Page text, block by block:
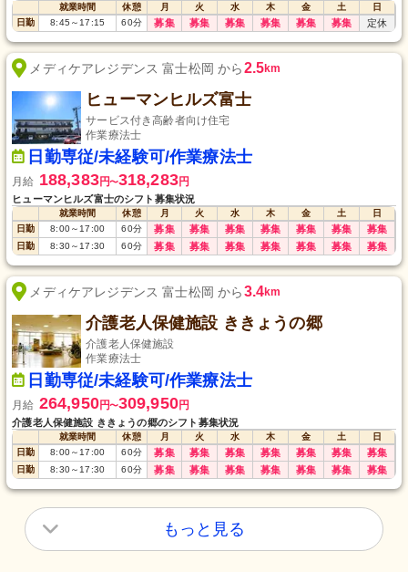
就業時間 休憩 月 火 水 木 金 土
日
日勤
8:45 ～ 17:15 60分 募集 募集 募集 募集 募集 募集 定休
メディケアレジデンス 富士松岡 から2.5km
ヒューマンヒルズ富士
サービス付き高齢者向け住宅
作業療法士
日勤専従/未経験可/作業療法士
月給 188,383円〜318,283円
ヒューマンヒルズ富士のシフト募集状況
就業時間 休憩 月 火 水 木 金 土
日
日勤
8:00～ 17:00 60分 募集 募集 募集 募集 募集 募集 募集
日勤 8:30～ 17:30 60分 募集 募集 募集 募集 募集 募集 募集
メディケアレジデンス 富士松岡 から3.4km
介護老人保健施設 ききょうの郷
介護老人保健施設
作業療法士
日勤専従/未経験可/作業療法士
月給 264,950円〜309,950円
介護老人保健施設 ききょうの郷のシフト募集状況
就業時間 休憩 月 火 水 木 金 土
日
日勤
8:00～ 17:00 60分 募集 募集 募集 募集 募集 募集 募集
日勤 8:30～ 17:30 60分 募集 募集 募集 募集 募集 募集 募集
もっと見る